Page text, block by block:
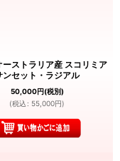
ストラリア産 スコリミア
ンセット・ラジアル
50,000円(税別)
(税込 : 55,000円)